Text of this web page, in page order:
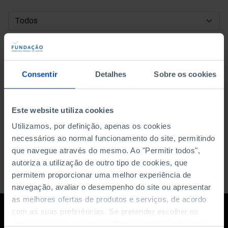
Consentir Detalhes Sobre os cookies
Este website utiliza cookies
Utilizamos, por definição, apenas os cookies
necessários ao normal funcionamento do site, permitindo
que navegue através do mesmo. Ao "Permitir todos",
autoriza a utilização de outro tipo de cookies, que
permitem proporcionar uma melhor experiência de
navegação, avaliar o desempenho do site ou apresentar
as melhores ofertas de produtos e serviços, de acordo
com as suas preferências. Se pretender escolher os
DATA DE INÍCIO
DATA DE FIM